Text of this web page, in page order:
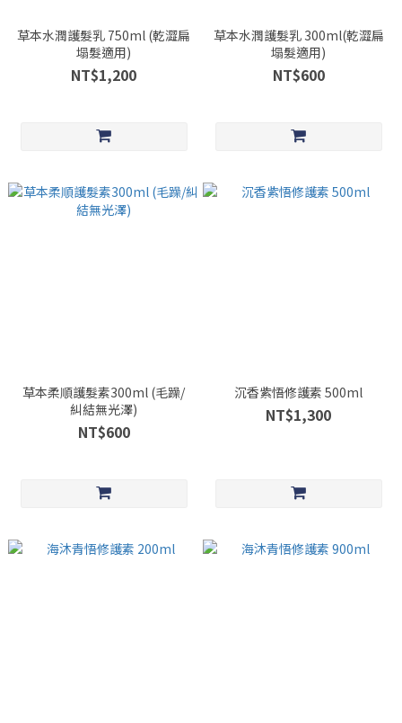
草本水潤護髮乳 750ml (乾澀扁
塌髮適用)
NT$1,200
草本水潤護髮乳 300ml(乾澀扁
塌髮適用)
NT$600
草本柔順護髮素300ml (毛躁/
糾結無光澤)
NT$600
沉香紫悟修護素 500ml
NT$1,300